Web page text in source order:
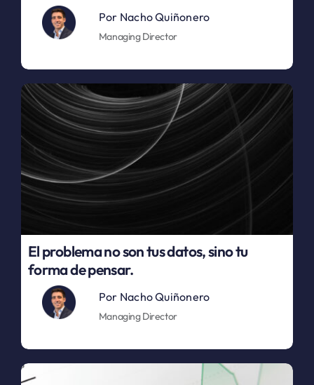
Por Nacho Quiñonero
Managing Director
El problema no son tus datos, sino tu
forma de pensar.
Por Nacho Quiñonero
Managing Director